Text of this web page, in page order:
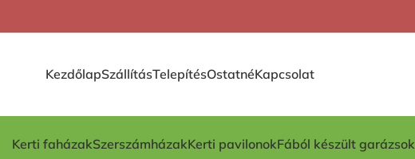
KezdőlapSzállításTelepítésOstatnéKapcsolat
Kerti faházakSzerszámházakKerti pavilonokFából készült garázsok